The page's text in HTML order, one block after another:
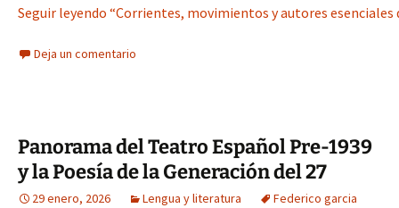
Seguir leyendo “Corrientes, movimientos y autores
Deja un comentario
Panorama del Teatro Español Pre-1939
y la Poesía de la Generación del 27
29 enero, 2026 Lengua y literatura
Federico garcia